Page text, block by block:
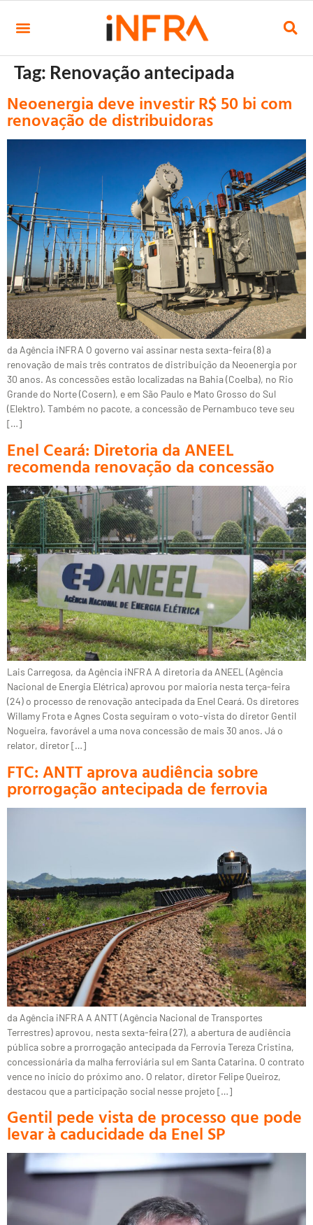
Tag: Renovação antecipada
Neoenergia deve investir R$ 50 bi com
renovação de distribuidoras
da Agência iNFRA O governo vai assinar nesta sexta-feira (8) a
renovação de mais três contratos de distribuição da Neoenergia por
30 anos. As concessões estão localizadas na Bahia (Coelba), no Rio
Grande do Norte (Cosern), e em São Paulo e Mato Grosso do Sul
(Elektro). Também no pacote, a concessão de Pernambuco teve seu
[…]
Enel Ceará: Diretoria da ANEEL
recomenda renovação da concessão
Lais Carregosa, da Agência iNFRA A diretoria da ANEEL (Agência
Nacional de Energia Elétrica) aprovou por maioria nesta terça-feira
(24) o processo de renovação antecipada da Enel Ceará. Os diretores
Willamy Frota e Agnes Costa seguiram o voto-vista do diretor Gentil
Nogueira, favorável a uma nova concessão de mais 30 anos. Já o
relator, diretor […]
FTC: ANTT aprova audiência sobre
prorrogação antecipada de ferrovia
da Agência iNFRA A ANTT (Agência Nacional de Transportes
Terrestres) aprovou, nesta sexta-feira (27), a abertura de audiência
pública sobre a prorrogação antecipada da Ferrovia Tereza Cristina,
concessionária da malha ferroviária sul em Santa Catarina. O contrato
vence no início do próximo ano. O relator, diretor Felipe Queiroz,
destacou que a participação social nesse projeto […]
Gentil pede vista de processo que pode
levar à caducidade da Enel SP